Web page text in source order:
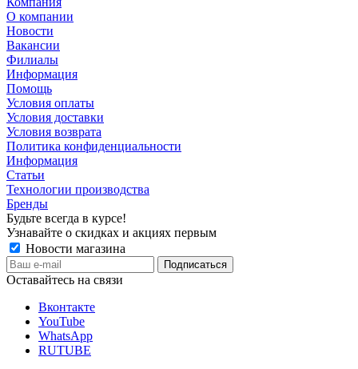
О компании
Новости
Вакансии
Филиалы
Информация
Помощь
Условия оплаты
Условия доставки
Условия возврата
Политика конфиденциальности
Информация
Статьи
Технологии производства
Бренды
Будьте всегда в курсе!
Узнавайте о скидках и акциях первым
Новости магазина
Оставайтесь на связи
Вконтакте
YouTube
WhatsApp
RUTUBE